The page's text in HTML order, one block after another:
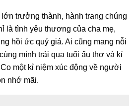
trưởng thành, hành trang chúng
là tình yêu thương của cha mẹ,
hồi ức quý giá. Ai cũng mang nỗi
mình trải qua tuổi ấu thơ và kỉ
một kỉ niệm xúc động về người
nhớ mãi.